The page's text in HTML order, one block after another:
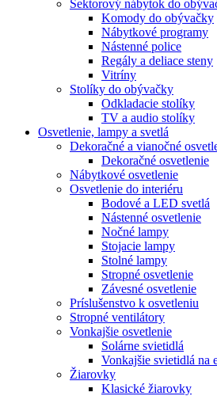
Sektorový nábytok do
Komody do obývačky
Nábytkové programy
Nástenné police
Regály a deliace steny
Vitríny
Stolíky do obývačky
Odkladacie stolíky
TV a audio stolíky
Osvetlenie, lampy a svetlá
Dekoračné a vianočné
Dekoračné osvetlenie
Nábytkové osvetlenie
Osvetlenie do interiéru
Bodové a LED svetlá
Nástenné osvetlenie
Nočné lampy
Stojacie lampy
Stolné lampy
Stropné osvetlenie
Závesné osvetlenie
Príslušenstvo k osvetleniu
Stropné ventilátory
Vonkajšie osvetlenie
Solárne svietidlá
Vonkajšie svietidlá na
Žiarovky
Klasické žiarovky